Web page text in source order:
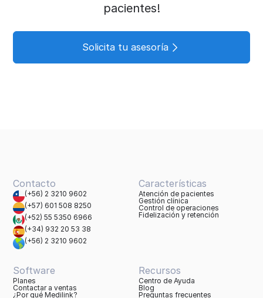
pacientes!
Solicita tu asesoría
Contacto
(+56) 2 3210 9602
(+57) 601 508 8250
(+52) 55 5350 6966
(+34) 932 20 53 38
(+56) 2 3210 9602
Características
Atención de pacientes
Gestión clínica
Control de operaciones
Fidelización y retención
Software
Planes
Contactar a ventas
¿Por qué Medilink?
Recursos
Centro de Ayuda
Blog
Preguntas frecuentes